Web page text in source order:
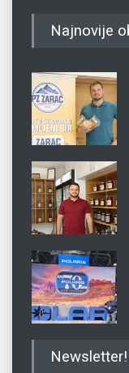
Najnovije
Newsletter!